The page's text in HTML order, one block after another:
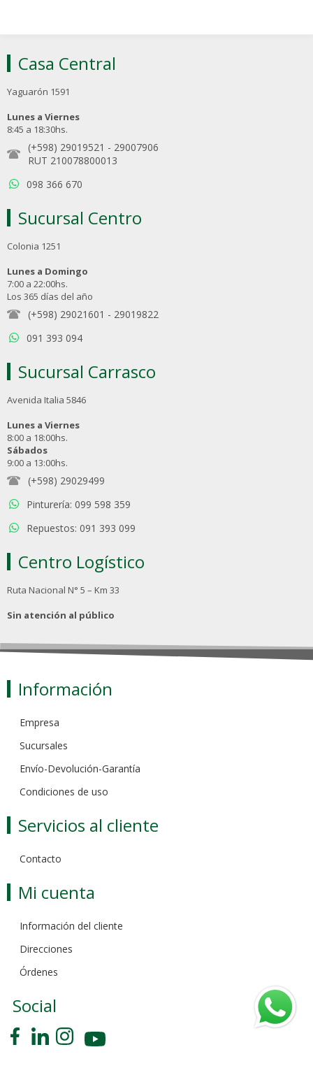
Casa Central
Yaguarón 1591
Lunes a Viernes
8:45 a 18:30hs.
(+598) 29019521 - 29007906
RUT 210078800013
098 366 670
Sucursal Centro
Colonia 1251
Lunes a Domingo
7:00 a 22:00hs.
Los 365 días del año
(+598) 29021601 - 29019822
091 393 094
Sucursal Carrasco
Avenida Italia 5846
Lunes a Viernes
8:00 a 18:00hs.
Sábados
9:00 a 13:00hs.
(+598) 29029499
Pinturería: 099 598 359
Repuestos: 091 393 099
Centro Logístico
Ruta Nacional N° 5 – Km 33
Sin atención al público
Información
Empresa
Sucursales
Envío-Devolución-Garantía
Condiciones de uso
Servicios al cliente
Contacto
Mi cuenta
Información del cliente
Direcciones
Órdenes
Social